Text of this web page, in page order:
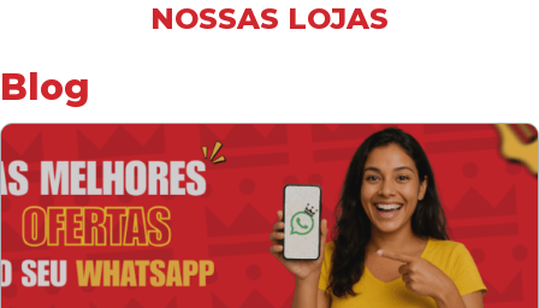
NOSSAS LOJAS
Blog